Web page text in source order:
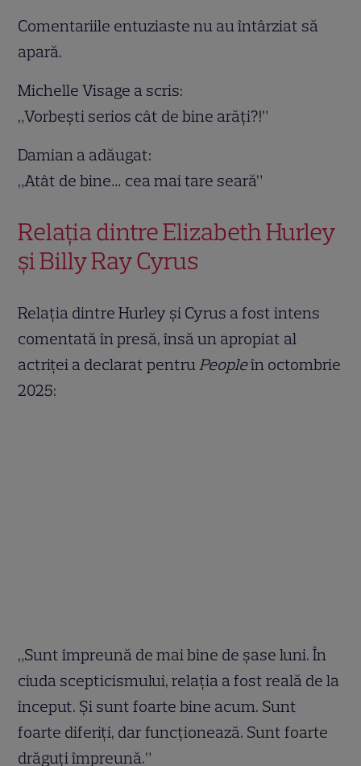
Comentariile entuziaste nu au întârziat să
apară.
Michelle Visage a scris:
„Vorbești serios cât de bine arăți?!”
Damian a adăugat:
„Atât de bine… cea mai tare seară”
Relația dintre Elizabeth Hurley
și Billy Ray Cyrus
Relația dintre Hurley și Cyrus a fost intens
comentată în presă, însă un apropiat al
actriței a declarat pentru Peopleîn octombrie
2025:
„Sunt împreună de mai bine de șase luni. În
ciuda scepticismului, relația a fost reală de la
început. Și sunt foarte bine acum. Sunt
foarte diferiți, dar funcționează. Sunt foarte
drăguți împreună.”